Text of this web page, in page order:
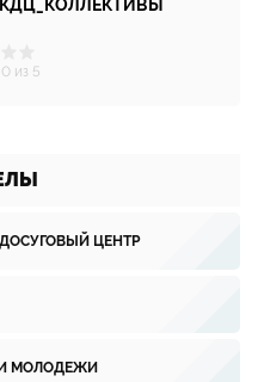
КДЦ_КОЛЛЕКТИВЫ
0 из 5
ЦЕНТР
МОЛОДЕЖИ